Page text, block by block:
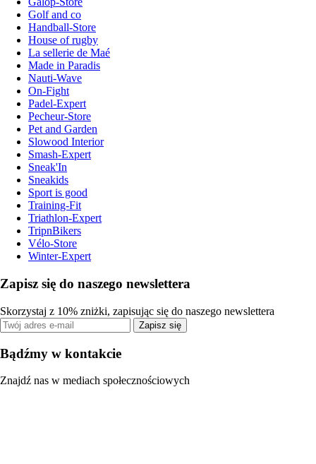
Golf and co
Handball-Store
House of rugby
La sellerie de Maé
Made in Paradis
Nauti-Wave
On-Fight
Padel-Expert
Pecheur-Store
Pet and Garden
Slowood Interior
Smash-Expert
Sneak'In
Sneakids
Sport is good
Training-Fit
Triathlon-Expert
TripnBikers
Vélo-Store
Winter-Expert
Zapisz się do naszego newslettera
Skorzystaj z 10% zniżki, zapisując się do naszego newslettera
Zapisz się
Bądźmy w kontakcie
Znajdź nas w mediach społecznościowych